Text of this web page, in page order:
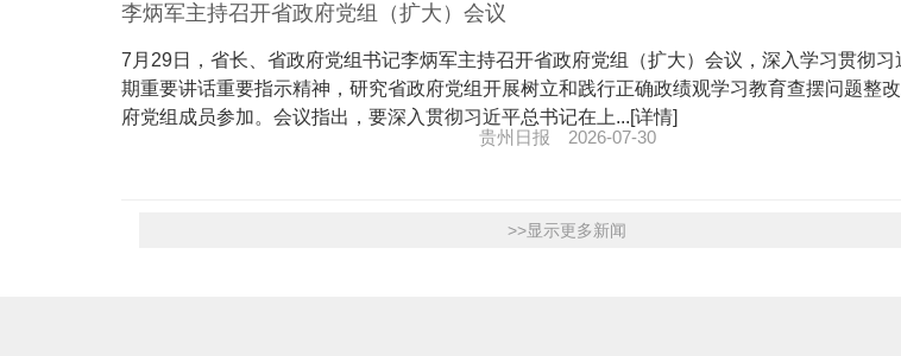
李炳军主持召开省政府党组（扩大）会议
7月29日，省长、省政府党组书记李炳军主持召开省政府党组（扩大）会议，深入学习贯彻习
期重要讲话重要指示精神，研究省政府党组开展树立和践行正确政绩观学习教育查摆问题整
府党组成员参加。会议指出，要深入贯彻习近平总书记在上...[详情]
贵州日报
2026-07-30
>>显示更多新闻